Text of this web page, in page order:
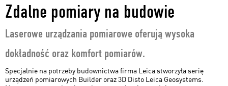
Wiązary dachowe
Zdalne pomiary na budowie
Laserowe urządzania pomiarowe oferują wysoka
dokładność oraz komfort pomiarów.
Specjalnie na potrzeby budownictwa firma Leica stworzyła serię
urządzeń pomiarowych Builder oraz 3D Disto Leica Geosystems.